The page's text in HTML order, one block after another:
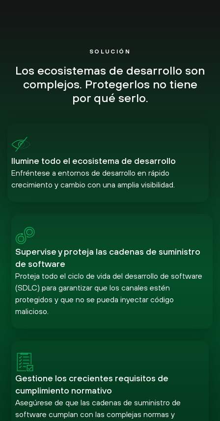
SOLUCIÓN
Los ecosistemas de desarrollo son
complejos. Protegerlos no tiene
por qué serlo.
Ilumine todo el ecosistema de desarrollo
Enfréntese a entornos de desarrollo en rápido
crecimiento y cambio con una amplia visibilidad.
Supervise y proteja las cadenas de suministro
de software
Proteja todo el ciclo de vida del desarrollo de software
(SDLC) para garantizar que los canales estén
protegidos y que no se pueda inyectar código
malicioso.
Gestione los crecientes requisitos de
cumplimiento normativo
Asegúrese de que las cadenas de suministro de
software cumplan con las complejas normas y